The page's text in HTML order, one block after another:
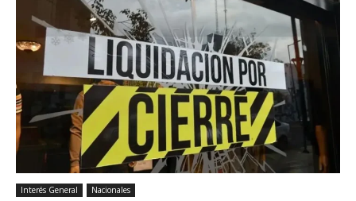
Interés General Nacionales